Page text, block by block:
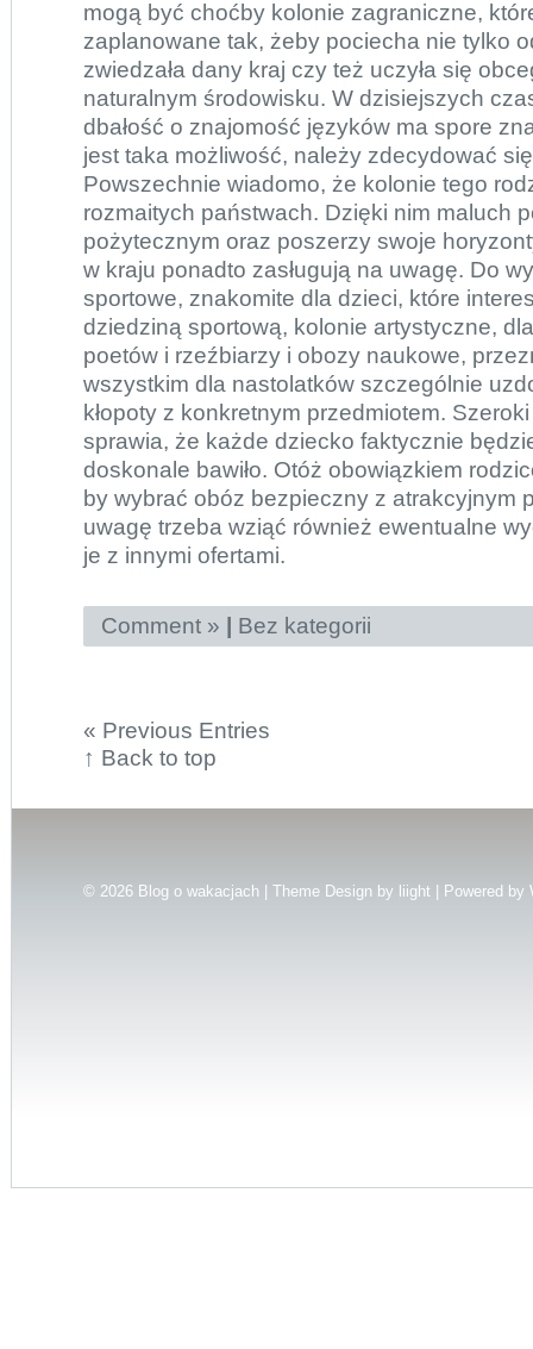
mogą być choćby kolonie zagraniczne,
zaplanowane tak, żeby pociecha nie tylko
zwiedzała dany kraj czy też uczyła się
naturalnym środowisku. W dzisiejszych
dbałość o znajomość języków ma spore
jest taka możliwość, należy zdecydować
Powszechnie wiadomo, że kolonie tego
rozmaitych państwach. Dzięki nim maluch
pożytecznym oraz poszerzy swoje
w kraju ponadto zasługują na uwagę. Do
sportowe, znakomite dla dzieci, które
dziedziną sportową, kolonie artystyczne,
poetów i rzeźbiarzy i obozy naukowe,
wszystkim dla nastolatków szczególnie
kłopoty z konkretnym przedmiotem.
sprawia, że każde dziecko faktycznie
doskonale bawiło. Otóż obowiązkiem
by wybrać obóz bezpieczny z atrakcyjnym
uwagę trzeba wziąć również ewentualne
je z innymi ofertami.
Comment » Bez kategorii
« Previous Entries
↑ Back to top
© 2026 Blog o wakacjach | Theme Design by liight | Powered by